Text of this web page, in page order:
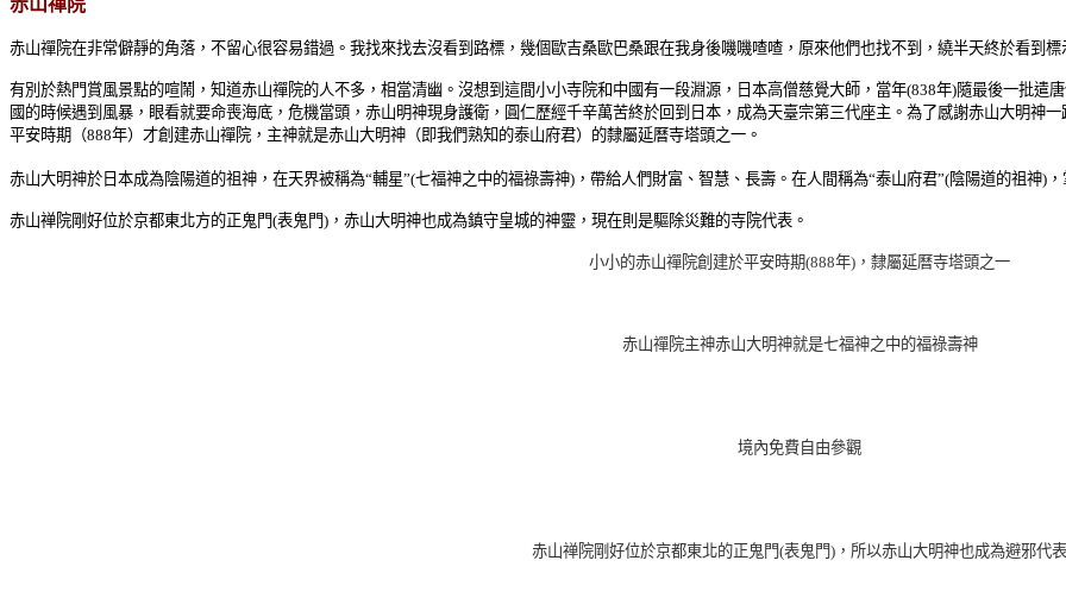
赤山禪院在非常僻靜的角落，不留心很容易錯過。我找來找去沒看到路標，幾個歐吉桑歐巴桑跟在我身後嘰嘰喳喳，原來他們也找不到，繞半天終於看到標
有別於熱門賞風景點的喧鬧，知道赤山禪院的人不多，相當清幽。沒想到這間小小寺院和中國有一段淵源，日本高僧慈覺大師，當年(838年)隨最後一批遣
國的時候遇到風暴，眼看就要命喪海底，危機當頭，赤山明神現身護衛，圓仁歷經千辛萬苦終於回到日本，成為天臺宗第三代座主。為了感謝赤山大明神
平安時期（888年）才創建赤山禪院，主神就是赤山大明神（即我們熟知的泰山府君）的隸屬延曆寺塔頭之一。
赤山大明神於日本成為陰陽道的祖神，在天界被稱為“輔星”(七福神之中的福祿壽神)，帶給人們財富、智慧、長壽。在人間稱為“泰山府君”(陰陽道的祖神)
赤山禅院剛好位於京都東北方的正鬼門(表鬼門)，赤山大明神也成為鎮守皇城的神靈，現在則是驅除災難的寺院代表。
小小的赤山禪院創建於平安時期(888年)，隸屬延曆寺塔頭之一
赤山禪院主神赤山大明神就是七福神之中的福祿壽神
境內免費自由參觀
赤山禅院剛好位於京都東北的正鬼門(表鬼門)，所以赤山大明神也成為避邪代表